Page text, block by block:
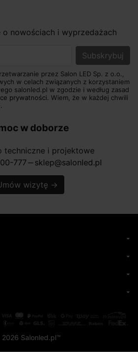
nowościach i wyprzedażach
przez Salon LED Sp. z o.o.,
w celach związanych z korzystaniem
salonled.pl w zgodzie i według zasad
prywatności. Wiem, że w każdej chwili
w doborze
techniczne i projektowe
777 horizontal_rule sklep@salonled.pl
wizytę →
arrow_drop_down
arrow_drop_down
arrow_drop_down
arrow_drop_down
Salonled.pl™